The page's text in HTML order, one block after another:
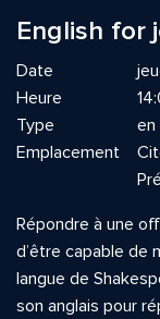
English for
Date
Heure
Type
en
Emplacement
Répondre à une
d’être capable de
langue de
son anglais pour